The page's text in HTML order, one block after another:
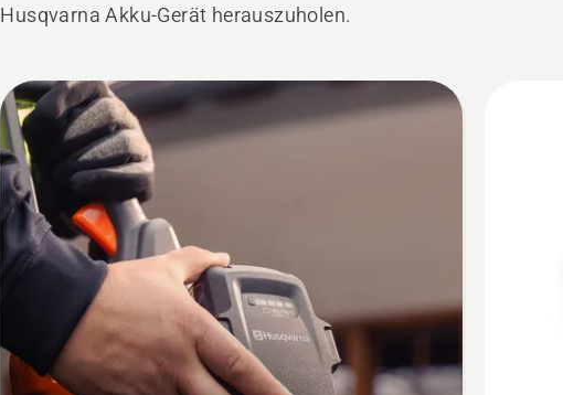
Husqvarna Akku-Gerät herauszuholen.
Alle
Produkte